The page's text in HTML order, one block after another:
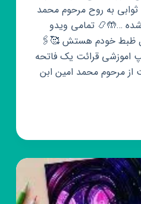
به روح مرحوم محمد
شده …🤲📿 تمامی ویدو
ظبط خودم هستش 🥰🖇
اموزشی قرائت یک فاتحه
از مرحوم محمد امین ابن